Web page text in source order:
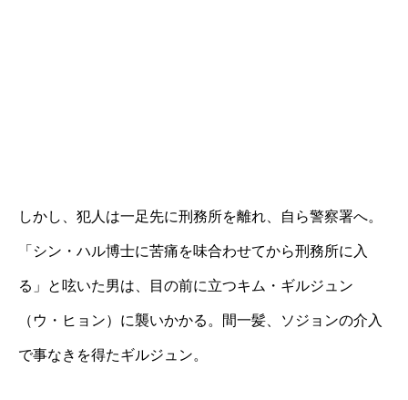
しかし、犯人は一足先に刑務所を離れ、自ら警察署へ。
「シン・ハル博士に苦痛を味合わせてから刑務所に入
る」と呟いた男は、目の前に立つキム・ギルジュン
（ウ・ヒョン）に襲いかかる。間一髪、ソジョンの介入
で事なきを得たギルジュン。